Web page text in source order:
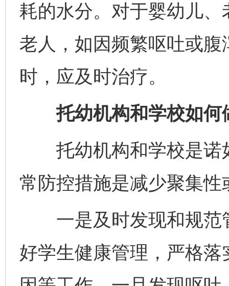
耗的水分。对于婴幼儿
老人，如因频繁呕吐或
时，应及时治疗。
托幼机构和学校如何
托幼机构和学校是诺
常防控措施是减少聚集
一是及时发现和规范
好学生健康管理，严格